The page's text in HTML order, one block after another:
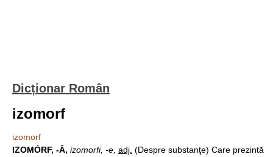
Dicționar Român
izomorf
izomorf
IZOMÓRF, -Ă, izomorfi, -e adj. (Despre substanţe) Care prezintă